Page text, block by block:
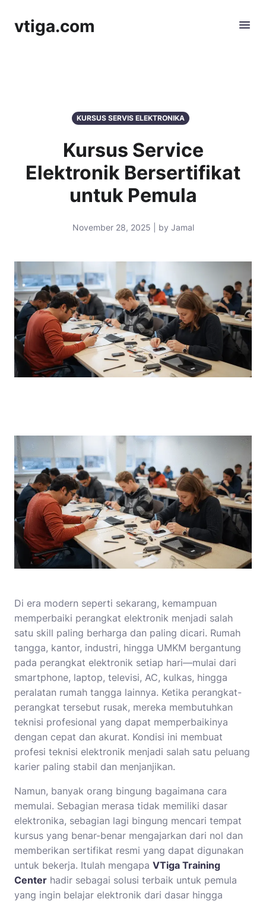
vtiga.com
KURSUS SERVIS ELEKTRONIKA
Kursus Service
Elektronik Bersertifikat
untuk Pemula
November 28, 2025 | by Jamal
Di era modern seperti sekarang, kemampuan
memperbaiki perangkat elektronik menjadi salah
satu skill paling berharga dan paling dicari. Rumah
tangga, kantor, industri, hingga UMKM bergantung
pada perangkat elektronik setiap hari—mulai dari
smartphone, laptop, televisi, AC, kulkas, hingga
peralatan rumah tangga lainnya. Ketika perangkat-
perangkat tersebut rusak, mereka membutuhkan
teknisi profesional yang dapat memperbaikinya
dengan cepat dan akurat. Kondisi ini membuat
profesi teknisi elektronik menjadi salah satu peluang
karier paling stabil dan menjanjikan.
Namun, banyak orang bingung bagaimana cara
memulai. Sebagian merasa tidak memiliki dasar
elektronika, sebagian lagi bingung mencari tempat
kursus yang benar-benar mengajarkan dari nol dan
memberikan sertifikat resmi yang dapat digunakan
untuk bekerja. Itulah mengapa VTiga Training
Center hadir sebagai solusi terbaik untuk pemula
yang ingin belajar elektronik dari dasar hingga